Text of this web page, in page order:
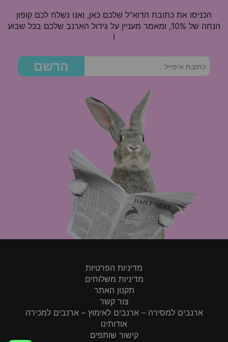
הכניסו את כתובת הדוא"ל שלכם כאן, ואנו נשלח לכם קופון
הנחה של 10%, ומאמר מעניין על גידול הארנב שלכם בכל שבוע
!
הרשם
מדיניות הפרטיות
מדיניות משלוחים
תקנון האתר
צור קשר
ארנבים למסירה – ארנבים לאימוץ – ארנבים למכירה
אודותינו
קישור שותפים